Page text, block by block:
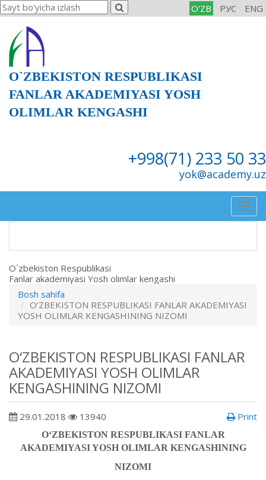
O'ZB РУС ENG
O`ZBEKISTON RESPUBLIKASI
FANLAR AKADEMIYASI YOSH
OLIMLAR KENGASHI
+998(71) 233 50 33
yok@academy.uz
O`zbekiston Respublikasi
Fanlar akademiyasi Yosh olimlar kengashi
Bosh sahifa
O‘ZBEKISTON RESPUBLIKASI FANLAR AKADEMIYASI
YOSH OLIMLAR KENGASHINING NIZOMI
O‘ZBEKISTON RESPUBLIKASI FANLAR
AKADEMIYASI YOSH OLIMLAR
KENGASHINING NIZOMI
29.01.2018 13940 Print
O‘ZBEKISTON RESPUBLIKASI FANLAR
AKADEMIYASI YOSH OLIMLAR KENGASHINING
NIZOMI